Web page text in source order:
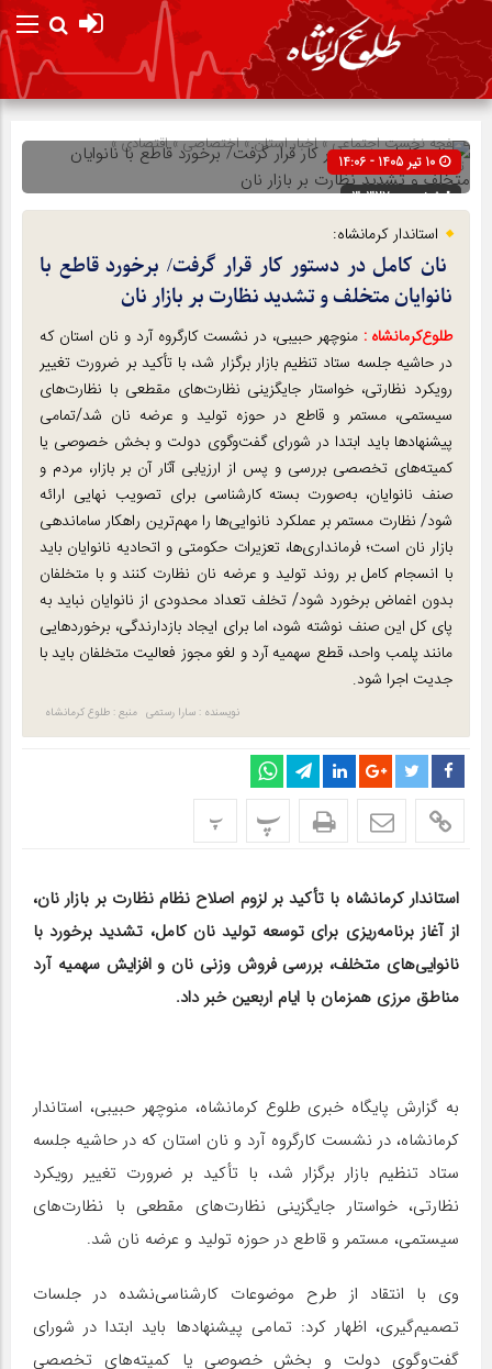
صفحه نخستاجتماعی»اخبار استان»اختصاصی»اقتصادی»
تیتر یک
شناسه : 303270
استاندار کرمانشاه:
نان کامل در دستور کار قرار گرفت/ برخورد قاطع با
نانوایان متخلف و تشدید نظارت بر بازار نان
طلوع‌‌کرمانشاه : منوچهر حبیبی، در نشست کارگروه آرد و نان استان که
در حاشیه جلسه ستاد تنظیم بازار برگزار شد، با تأکید بر ضرورت تغییر
رویکرد نظارتی، خواستار جایگزینی نظارت‌های مقطعی با نظارت‌های
سیستمی، مستمر و قاطع در حوزه تولید و عرضه نان شد/تمامی
پیشنهادها باید ابتدا در شورای گفت‌وگوی دولت و بخش خصوصی یا
کمیته‌های تخصصی بررسی و پس از ارزیابی آثار آن بر بازار، مردم و
صنف نانوایان، به‌صورت بسته کارشناسی برای تصویب نهایی ارائه
شود/ نظارت مستمر بر عملکرد نانوایی‌ها را مهم‌ترین راهکار ساماندهی
بازار نان است؛ فرمانداری‌ها، تعزیرات حکومتی و اتحادیه نانوایان باید
با انسجام کامل بر روند تولید و عرضه نان نظارت کنند و با متخلفان
بدون اغماض برخورد شود/ تخلف تعداد محدودی از نانوایان نباید به
پای کل این صنف نوشته شود، اما برای ایجاد بازدارندگی، برخوردهایی
مانند پلمب واحد، قطع سهمیه آرد و لغو مجوز فعالیت متخلفان باید با
جدیت اجرا شود.
نویسنده : سارا رستمی منبع : طلوع کرمانشاه
پ پ
استاندار کرمانشاه با تأکید بر لزوم اصلاح نظام نظارت بر بازار نان،
از آغاز برنامه‌ریزی برای توسعه تولید نان کامل، تشدید برخورد با
نانوایی‌های متخلف، بررسی فروش وزنی نان و افزایش سهمیه آرد
مناطق مرزی همزمان با ایام اربعین خبر داد.
به گزارش پایگاه خبری طلوع کرمانشاه، منوچهر حبیبی، استاندار
کرمانشاه، در نشست کارگروه آرد و نان استان که در حاشیه جلسه
ستاد تنظیم بازار برگزار شد، با تأکید بر ضرورت تغییر رویکرد
نظارتی، خواستار جایگزینی نظارت‌های مقطعی با نظارت‌های
سیستمی، مستمر و قاطع در حوزه تولید و عرضه نان شد.
وی با انتقاد از طرح موضوعات کارشناسی‌نشده در جلسات
تصمیم‌گیری، اظهار کرد: تمامی پیشنهادها باید ابتدا در شورای
گفت‌وگوی دولت و بخش خصوصی یا کمیته‌های تخصصی